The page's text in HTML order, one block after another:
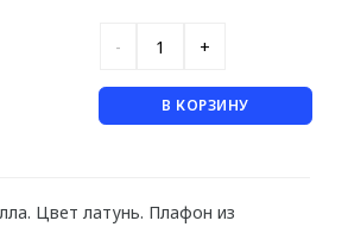
В КОРЗИНУ
Цвет латунь. Плафон из